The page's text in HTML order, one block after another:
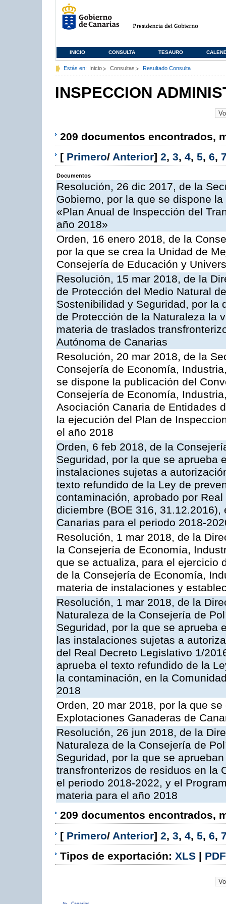
INICIO CONSULTA TESAURO
Estás en: Inicio Consultas Resultado Consulta
INSPECCION
209 documentos encontrados,
[ Primero/ Anterior] 2, 3, 4, 5, 6,
Documentos
Resolución, 26 dic 2017, de la
Gobierno, por la que se dispone
«Plan Anual de Inspección del
año 2018»
Orden, 16 enero 2018, de la
por la que se crea la Unidad de
Consejería de Educación y
Resolución, 15 mar 2018, de la
de Protección del Medio Natural
Sostenibilidad y Seguridad, por la
de Protección de la Naturaleza la
materia de traslados
Autónoma de Canarias
Resolución, 20 mar 2018, de la
Consejería de Economía,
se dispone la publicación del
Consejería de Economía,
Asociación Canaria de Entidades
la ejecución del Plan de
el año 2018
Orden, 6 feb 2018, de la
Seguridad, por la que se aprueba
instalaciones sujetas a
texto refundido de la Ley de
contaminación, aprobado por
diciembre (BOE 316,
Canarias para el periodo 2018-
Resolución, 1 mar 2018, de la
la Consejería de Economía,
que se actualiza, para el ejercicio
de la Consejería de Economía,
materia de instalaciones y
Resolución, 1 mar 2018, de la
Naturaleza de la Consejería de
Seguridad, por la que se aprueba
las instalaciones sujetas a
del Real Decreto Legislativo 1/
aprueba el texto refundido de la
la contaminación, en la
2018
Orden, 20 mar 2018, por la que
Explotaciones Ganaderas de
Resolución, 26 jun 2018, de la
Naturaleza de la Consejería de
Seguridad, por la que se
transfronterizos de residuos en la
el periodo 2018-2022, y el
materia para el año 2018
209 documentos encontrados,
[ Primero/ Anterior] 2, 3, 4, 5, 6,
Tipos de exportación: XLS | PDF